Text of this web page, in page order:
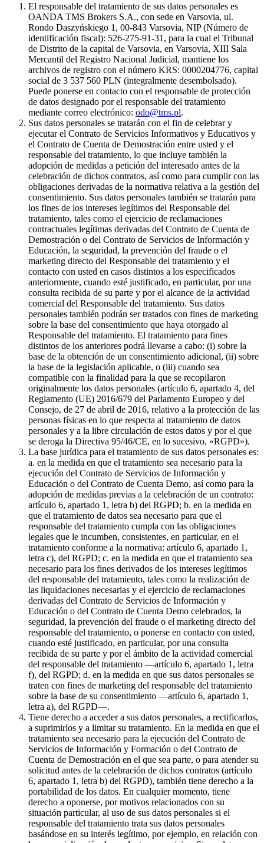
El responsable del tratamiento de sus datos personales es
OANDA TMS Brokers S.A., con sede en Varsovia, ul.
Rondo Daszyńskiego 1, 00-843 Varsovia, NIP (Número de
identificación fiscal): 526-275-91-31, para la cual el Tribunal
de Distrito de la capital de Varsovia, en Varsovia, XIII Sala
Mercantil del Registro Nacional Judicial, mantiene los
archivos de registro con el número KRS: 0000204776, capital
social de 3 537 560 PLN (integralmente desembolsado).
Puede ponerse en contacto con el responsable de protección
de datos designado por el responsable del tratamiento
mediante correo electrónico: odo@tms.pl.
Sus datos personales se tratarán con el fin de celebrar y
ejecutar el Contrato de Servicios Informativos y Educativos y
el Contrato de Cuenta de Demostración entre usted y el
responsable del tratamiento, lo que incluye también la
adopción de medidas a petición del interesado antes de la
celebración de dichos contratos, así como para cumplir con las
obligaciones derivadas de la normativa relativa a la gestión del
consentimiento. Sus datos personales también se tratarán para
los fines de los intereses legítimos del Responsable del
tratamiento, tales como el ejercicio de reclamaciones
contractuales legítimas derivadas del Contrato de Cuenta de
Demostración o del Contrato de Servicios de Información y
Educación, la seguridad, la prevención del fraude o el
marketing directo del Responsable del tratamiento y el
contacto con usted en casos distintos a los especificados
anteriormente, cuando esté justificado, en particular, por una
consulta recibida de su parte y por el alcance de la actividad
comercial del Responsable del tratamiento. Sus datos
personales también podrán ser tratados con fines de marketing
sobre la base del consentimiento que haya otorgado al
Responsable del tratamiento. El tratamiento para fines
distintos de los anteriores podrá llevarse a cabo: (i) sobre la
base de la obtención de un consentimiento adicional, (ii) sobre
la base de la legislación aplicable, o (iii) cuando sea
compatible con la finalidad para la que se recopilaron
originalmente los datos personales (artículo 6, apartado 4, del
Reglamento (UE) 2016/679 del Parlamento Europeo y del
Consejo, de 27 de abril de 2016, relativo a la protección de las
personas físicas en lo que respecta al tratamiento de datos
personales y a la libre circulación de estos datos y por el que
se deroga la Directiva 95/46/CE, en lo sucesivo, «RGPD»).
La base jurídica para el tratamiento de sus datos personales es:
a. en la medida en que el tratamiento sea necesario para la
ejecución del Contrato de Servicios de Información y
Educación o del Contrato de Cuenta Demo, así como para la
adopción de medidas previas a la celebración de un contrato:
artículo 6, apartado 1, letra b) del RGPD; b. en la medida en
que el tratamiento de datos sea necesario para que el
responsable del tratamiento cumpla con las obligaciones
legales que le incumben, consistentes, en particular, en el
tratamiento conforme a la normativa: artículo 6, apartado 1,
letra c), del RGPD; c. en la medida en que el tratamiento sea
necesario para los fines derivados de los intereses legítimos
del responsable del tratamiento, tales como la realización de
las liquidaciones necesarias y el ejercicio de reclamaciones
derivadas del Contrato de Servicios de Información y
Educación o del Contrato de Cuenta Demo celebrados, la
seguridad, la prevención del fraude o el marketing directo del
responsable del tratamiento, o ponerse en contacto con usted,
cuando esté justificado, en particular, por una consulta
recibida de su parte y por el ámbito de la actividad comercial
del responsable del tratamiento —artículo 6, apartado 1, letra
f), del RGPD; d. en la medida en que sus datos personales se
traten con fines de marketing del responsable del tratamiento
sobre la base de su consentimiento —artículo 6, apartado 1,
letra a), del RGPD—.
Tiene derecho a acceder a sus datos personales, a rectificarlos,
a suprimirlos y a limitar su tratamiento. En la medida en que el
tratamiento sea necesario para la ejecución del Contrato de
Servicios de Información y Formación o del Contrato de
Cuenta de Demostración en el que sea parte, o para atender su
solicitud antes de la celebración de dichos contratos (artículo
6, apartado 1, letra b) del RGPD), también tiene derecho a la
portabilidad de los datos. En cualquier momento, tiene
derecho a oponerse, por motivos relacionados con su
situación particular, al uso de sus datos personales si el
responsable del tratamiento trata sus datos personales
basándose en su interés legítimo, por ejemplo, en relación con